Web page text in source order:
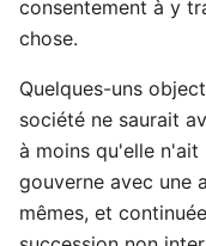
consentement à y
chose.
Quelques-uns
société ne saurait
à moins qu'elle n'ait
gouverne avec une
mêmes, et